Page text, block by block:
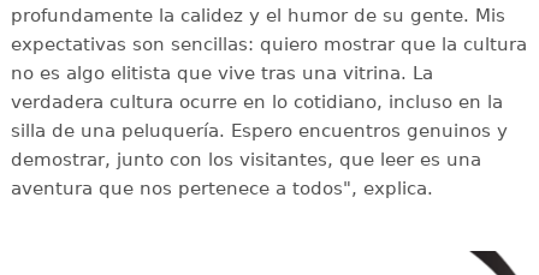
profundamente la calidez y el humor de su gente. Mis
expectativas son sencillas: quiero mostrar que la cultura
no es algo elitista que vive tras una vitrina. La
verdadera cultura ocurre en lo cotidiano, incluso en la
silla de una peluquería. Espero encuentros genuinos y
demostrar, junto con los visitantes, que leer es una
aventura que nos pertenece a todos", explica.